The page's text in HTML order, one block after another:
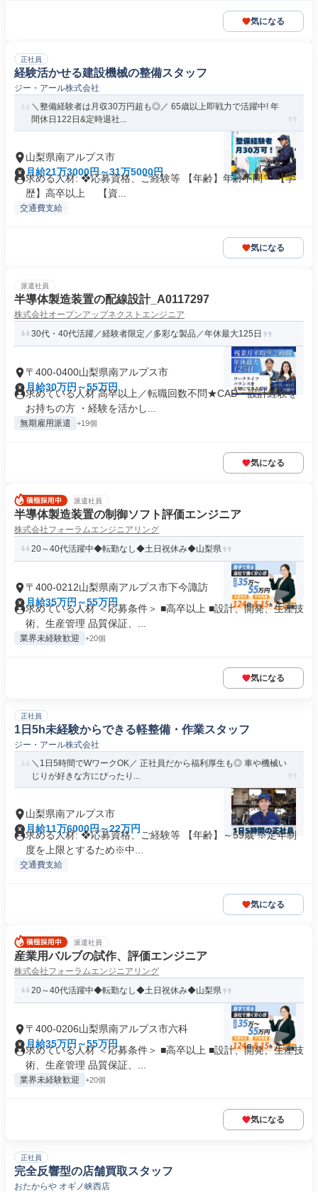
気になる
正社員
経験活かせる建設機械の整備スタッフ
ジー・アール株式会社
＼整備経験者は月収30万円超も◎／ 65歳以上即戦力で活躍中! 年
間休日122日&定時退社...
山梨県南アルプス市
月給21万3000円～31万5000円
求める人材: ❖応募資格、ご経験等 【年齢】年齢不問 【学
歴】高卒以上 【資...
交通費支給
気になる
派遣社員
半導体製造装置の配線設計_A0117297
株式会社オープンアップネクストエンジニア
30代・40代活躍／経験者限定／多彩な製品／年休最大125日
〒400-0400山梨県南アルプス市
月給30万円～55万円
求めている人材 高卒以上／転職回数不問★CAD・設計経験を
お持ちの方 ・経験を活かし...
無期雇用派遣 +19個
気になる
派遣社員
半導体製造装置の制御ソフト評価エンジニア
株式会社フォーラムエンジニアリング
20～40代活躍中◆転勤なし◆土日祝休み◆山梨県
〒400-0212山梨県南アルプス市下今諏訪
月給35万円～55万円
求めている人材 ＜応募条件＞ ■高卒以上 ■設計、開発、生産技
術、生産管理 品質保証、...
業界未経験歓迎 +20個
気になる
正社員
1日5h未経験からできる軽整備・作業スタッフ
ジー・アール株式会社
＼1日5時間でWワークOK／ 正社員だから福利厚生も◎ 車や機械い
じりが好きな方にぴったり...
山梨県南アルプス市
月給11万6000円～22万円
求める人材: ❖応募資格、ご経験等 【年齢】～59歳 ※定年制
度を上限とするため※中...
交通費支給
気になる
派遣社員
産業用バルブの試作、評価エンジニア
株式会社フォーラムエンジニアリング
20～40代活躍中◆転勤なし◆土日祝休み◆山梨県
〒400-0206山梨県南アルプス市六科
月給35万円～55万円
求めている人材 ＜応募条件＞ ■高卒以上 ■設計、開発、生産技
術、生産管理 品質保証、...
業界未経験歓迎 +20個
気になる
正社員
完全反響型の店舗買取スタッフ
おたからや オギノ峡西店